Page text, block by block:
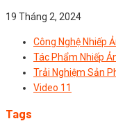
19 Tháng 2, 2024
Công Nghệ Nhiếp
Tác Phẩm Nhiếp
Trải Nghiệm Sản
Video 11
Tags